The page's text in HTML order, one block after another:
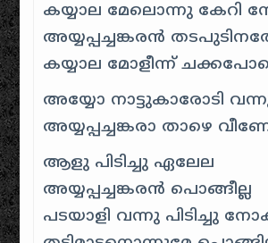
കയ്യാല മേലൊന്നു കേറി
അയ്യപ്പച്ചങ്കരൻ
കയ്യാല മോളീന്ന്
അയ്യോ നാട്ടുകാരോടി
അയ്യപ്പച്ചങ്കരാ താഴെ
ആളു പിടിച്ചു ഏലേല
അയ്യപ്പച്ചങ്കരൻ പൊങ്ങീല്ല
പടയാളി വന്നു പിടിച്ചു